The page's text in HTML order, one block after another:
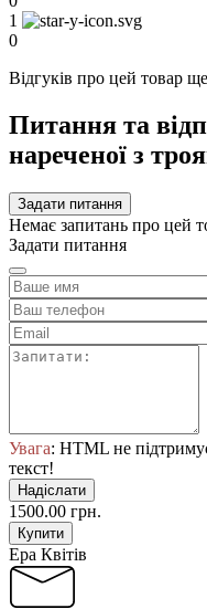
1
0
Відгуків про цей товар
Питання та
нареченої з
Задати питання
Немає запитань про цей
Задати питання
Увага: HTML не
текст!
Надіслати
1500.00 грн.
Купити
Ера Квітів